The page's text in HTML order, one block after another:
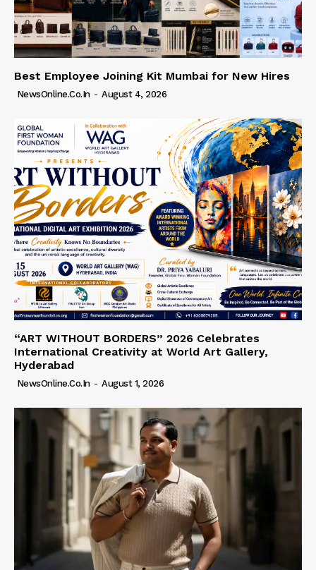
Best Employee Joining Kit Mumbai for New Hires
NewsOnline.co.in - August 4, 2026
“ART WITHOUT BORDERS” 2026 Celebrates
International Creativity at World Art Gallery,
Hyderabad
NewsOnline.co.in - August 1, 2026